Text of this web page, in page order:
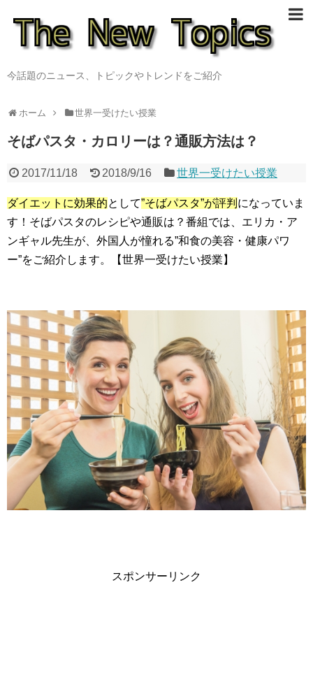
今話題のニュース、トピックやトレンドをご紹介
ホーム 世界一受けたい授業
そばパスタ・カロリーは？通販方法は？
2017/11/18 2018/9/16 世界一受けたい授業
ダイエットに効果的として”そばパスタ”が評判 になっていま
す！そばパスタのレシピや通販は？番組では、エリカ・ア
ンギャル先生が、外国人が憧れる”和食の美容・健康パワ
ー”をご紹介します。【世界一受けたい授業】
スポンサーリンク